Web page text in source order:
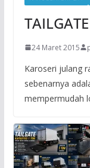
TAILGATE
24 Maret 2015
Karoseri julang
sebenarnya
mempermudah